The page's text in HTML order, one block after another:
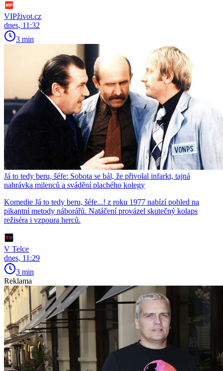
VIPživot.cz
dnes, 11:32
3 min
Já to tedy beru, šéfe: Sobota se bál, že přivolal infarkt, tajná
nahrávka milenců a svádění plachého kolegy
Komedie Já to tedy beru, šéfe...! z roku 1977 nabízí pohled na
pikantní metody náborářů. Natáčení provázel skutečný kolaps
režiséra i vzpoura herců.
V Telce
dnes, 11:29
3 min
Reklama